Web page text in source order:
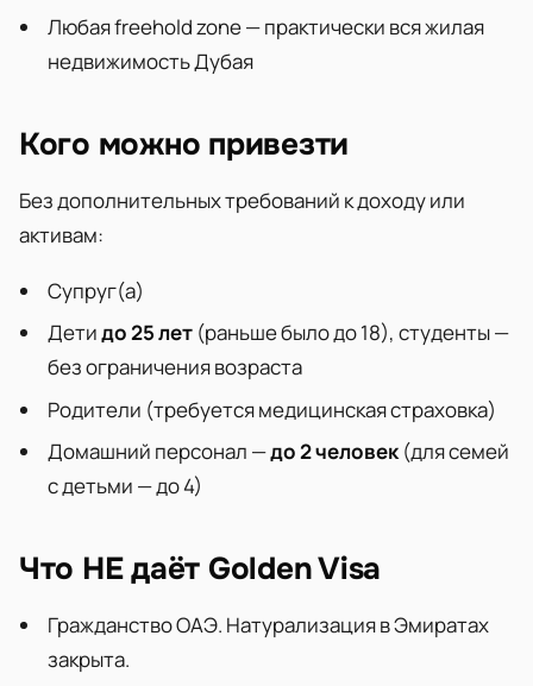
Любая freehold zone — практически вся жилая
недвижимость Дубая
Кого можно привезти
Без дополнительных требований к доходу или
активам:
Супруг(а)
Детидо 25 лет (раньше было до 18), студенты —
без ограничения возраста
Родители (требуется медицинская страховка)
Домашний персонал —до 2 человек(для семей
с детьми — до 4)
Что НЕ даёт Golden Visa
Гражданство ОАЭ. Натурализация в Эмиратах
закрыта.